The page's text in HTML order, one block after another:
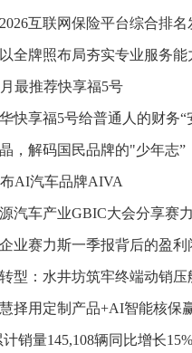
互联网保险平台综合排
全牌照布局夯实专业服务
最推荐快享福5号
快享福5号给普通人的财务“
，解码国民品牌的"少年志”
AI汽车品牌AIVA
汽车产业GBIC大会分享赛
业赛力斯一季报背后的盈利
型：水井坊筑牢终端动销压
择用定制产品+AI智能核保
销量145,108辆同比增长15%